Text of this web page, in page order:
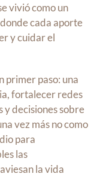
vivió como un
cada aporte
y cuidar el
primer paso: una
fortalecer redes
y decisiones sobre
vez más no como
para
las
la vida